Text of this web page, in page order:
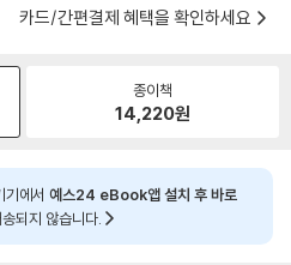
카드/간편결제 혜택을 확인하세요
종이책
14,220원
기에서 예스24 eBook앱 설치 후 바로
되지 않습니다.